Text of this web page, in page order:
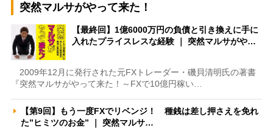
突然マルサがやって来た！
【最終回】1億6000万円の負債と引き換えに手に
入れたプライスレスな経験 ｜ 突然マルサがや…
2009年12月に発行された元FXトレーダー・磯貝清明氏の著書
『突然マルサがやって来た！～FXで10億円稼い…
【第9回】もう一度FXでリベンジ！ 種銭は差し押さえを免れ
た”ヒミツのお金” ｜ 突然マルサ…